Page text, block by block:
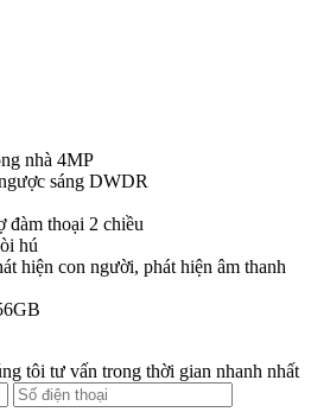
nhà 4MP
sáng DWDR
đàm thoại 2 chiều
hú
hiện con người, phát hiện âm thanh
tôi tư vấn trong thời gian nhanh nhất